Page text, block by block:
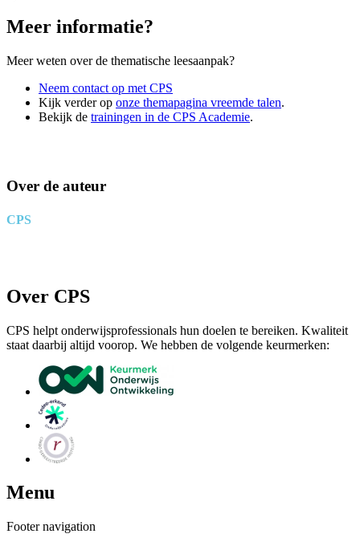
Meer informatie?
Meer weten over de thematische leesaanpak?
Neem contact op met CPS
Kijk verder op onze themapagina vreemde talen.
Bekijk de trainingen in de CPS Academie.
Over de auteur
CPS
Over CPS
CPS helpt onderwijsprofessionals hun doelen te bereiken. Kwaliteit
staat daarbij altijd voorop. We hebben de volgende keurmerken:
Menu
Footer navigation